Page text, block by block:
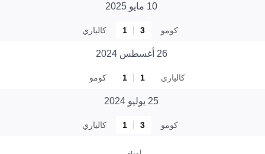
10 مايو 2025
كومو 3
1 كالياري
26 أغسطس 2024
كالياري 1
1 كومو
25 يوليو 2024
كومو 3
1 كالياري